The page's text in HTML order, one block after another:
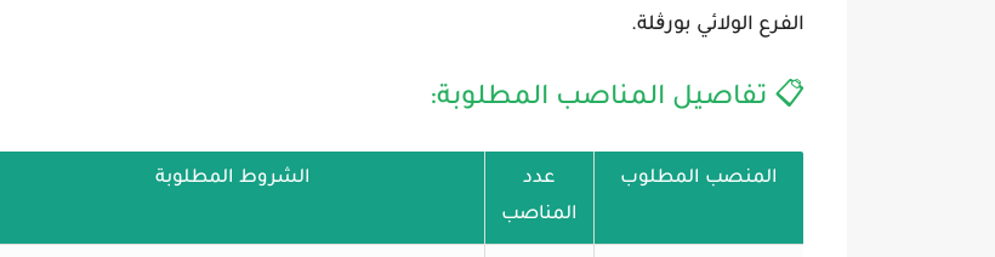
الفرع الولائي بورڨلة.
📋 تفاصيل المناصب المطلوبة:
المنصب المطلوب
عدد
المناصب
الشروط المطلوبة